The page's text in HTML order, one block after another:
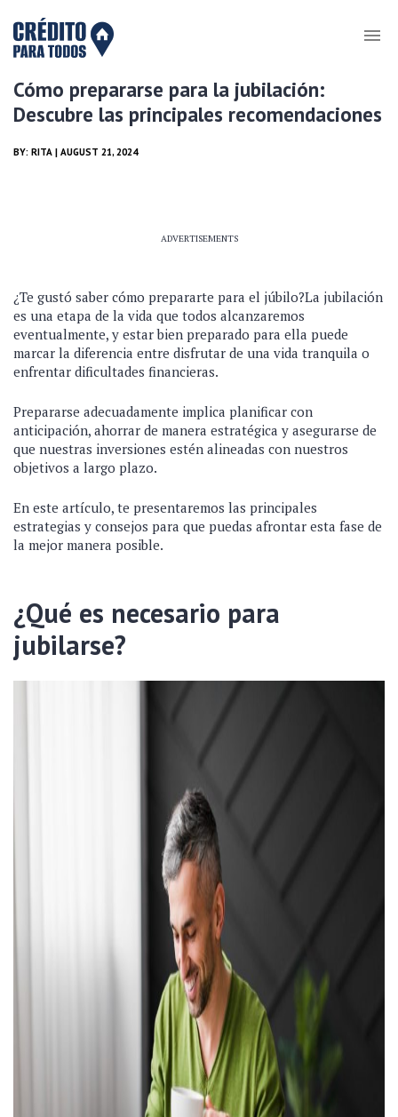
Cómo prepararse para la jubilación:
Descubre las principales recomendaciones
BY: RITA | AUGUST 21, 2024
ADVERTISEMENTS
¿Te gustó saber cómo prepararte para el júbilo?La jubilación
es una etapa de la vida que todos alcanzaremos
eventualmente, y estar bien preparado para ella puede
marcar la diferencia entre disfrutar de una vida tranquila o
enfrentar dificultades financieras.
Prepararse adecuadamente implica planificar con
anticipación, ahorrar de manera estratégica y asegurarse de
que nuestras inversiones estén alineadas con nuestros
objetivos a largo plazo.
En este artículo, te presentaremos las principales
estrategias y consejos para que puedas afrontar esta fase de
la mejor manera posible.
¿Qué es necesario para
jubilarse?